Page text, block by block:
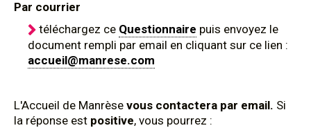
Par courrier
téléchargez ce Questionnaire puis envoyez le
document rempli par email en cliquant sur ce lien :
accueil@manrese.com
L'Accueil de Manrèse vous contactera par email. Si
la réponse est positive, vous pourrez :